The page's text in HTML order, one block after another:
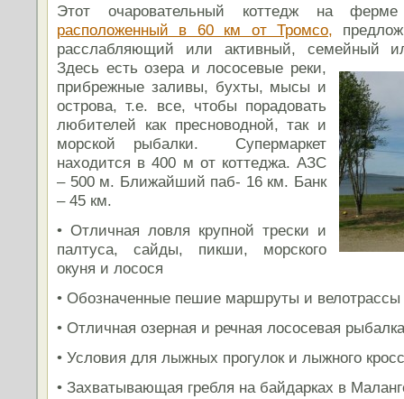
Этот очаровательный коттедж на
расположенный в 60 км от Тромсо,
расслабляющий или активный, семейный
Здесь есть озера и лососевые реки,
прибрежные заливы, бухты, мысы и
острова, т.е. все, чтобы порадовать
любителей как пресноводной, так и
морской рыбалки. Супермаркет
находится в 400 м от коттеджа. АЗС
– 500 м. Ближайший паб- 16 км. Банк
– 45 км.
• Отличная ловля крупной трески и
палтуса, сайды, пикши, морского
окуня и лосося
• Обозначенные пешие маршруты и велотрассы
• Отличная озерная и речная лососевая рыбалка
• Условия для лыжных прогулок и лыжного
• Захватывающая гребля на байдарках в